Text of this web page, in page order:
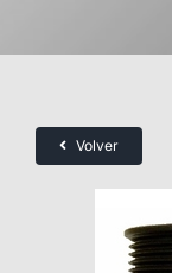
Volver